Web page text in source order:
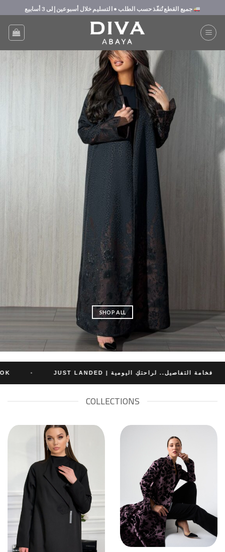
to
content
جميع القطع تُنفّذ حسب الطلب • التسليم خلال أسبوعين إلى 3 أسابيع
SHOP ALL
فخامة التفاصيل.. لراحتكِ اليومية | JUST LANDED
COLLECTIONS